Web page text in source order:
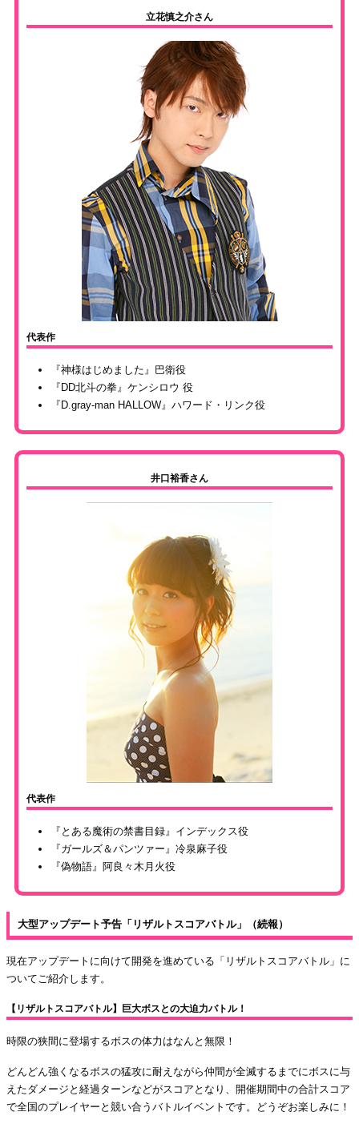
立花慎之介さん
代表作
『神様はじめました』巴衛役
『DD北斗の拳』ケンシロウ 役
『D.gray-man HALLOW』ハワード・リンク役
井口裕香さん
代表作
『とある魔術の禁書目録』インデックス役
『ガールズ＆パンツァー』冷泉麻子役
『偽物語』阿良々木月火役
大型アップデート予告「リザルトスコアバトル」（続報）
現在アップデートに向けて開発を進めている「リザルトスコアバトル」に
ついてご紹介します。
【リザルトスコアバトル】巨大ボスとの大迫力バトル！
時限の狭間に登場するボスの体力はなんと無限！
どんどん強くなるボスの猛攻に耐えながら仲間が全滅するまでにボスに与
えたダメージと経過ターンなどがスコアとなり、開催期間中の合計スコア
で全国のプレイヤーと競い合うバトルイベントです。どうぞお楽しみに！